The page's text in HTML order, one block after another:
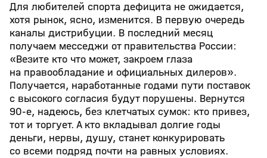
Для любителей спорта дефицита не ожидается,
хотя рынок, ясно, изменится. В первую очередь
каналы дистрибуции. В последний месяц
получаем месседжи от правительства России:
«Везите кто что может, закроем глаза
на правообладание и официальных дилеров».
Получается, наработанные годами пути поставок
с высокого согласия будут порушены. Вернутся
90-е, надеюсь, без клетчатых сумок: кто привез,
тот и торгует. А кто вкладывал долгие годы
деньги, нервы, душу, станет конкурировать
со всеми подряд почти на равных условиях.